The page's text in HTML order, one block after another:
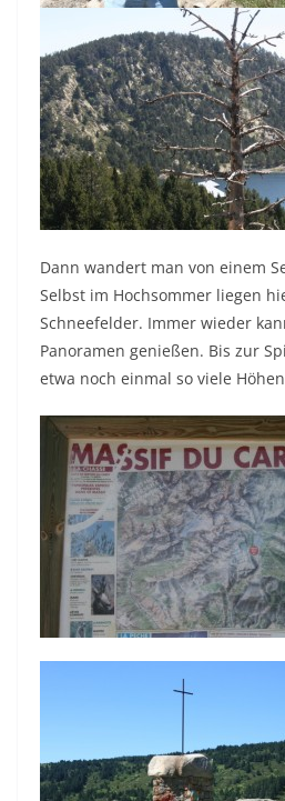
Dann wandert man von einem
Selbst im Hochsommer liegen
Schneefelder. Immer wieder
Panoramen genießen. Bis zur
etwa noch einmal so viele